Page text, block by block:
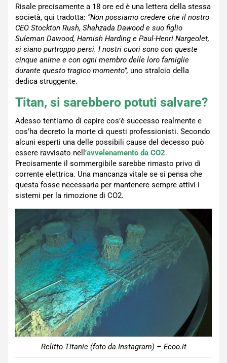
Risale precisamente a 18 ore ed è una lettera della stessa
società, qui tradotta: “Non possiamo credere che il nostro
CEO Stockton Rush, Shahzada Dawood e suo figlio
Suleman Dawood, Hamish Harding e Paul-Henri Nargeolet,
si siano purtroppo persi. I nostri cuori sono con queste
cinque anime e con ogni membro delle loro famiglie
durante questo tragico momento”, uno stralcio della
dedica struggente.
Titan, si sarebbero potuti salvare?
Adesso tentiamo di capire cos’è successo realmente e
cos’ha decreto la morte di questi professionisti. Secondo
alcuni esperti una delle possibili cause del decesso può
essere ravvisato nell’avvelenamento da CO2.
Precisamente il sommergibile sarebbe rimasto privo di
corrente elettrica. Una mancanza vitale se si pensa che
questa fosse necessaria per mantenere sempre attivi i
sistemi per la rimozione di CO2.
Relitto Titanic (foto da Instagram) – Ecoo.it